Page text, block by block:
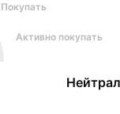
Покупать
Активно покупать